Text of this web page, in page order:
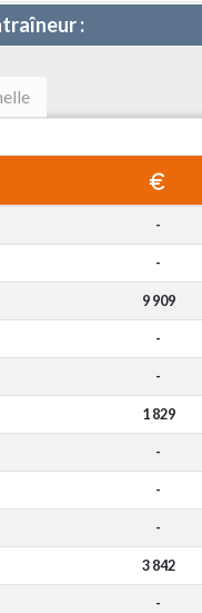
:
-
-
9 909
-
-
1 829
-
-
-
3 842
-